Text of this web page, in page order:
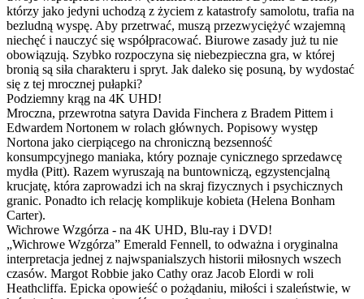
którzy jako jedyni uchodzą z życiem z katastrofy samolotu, trafia na
bezludną wyspę. Aby przetrwać, muszą przezwyciężyć wzajemną
niechęć i nauczyć się współpracować. Biurowe zasady już tu nie
obowiązują. Szybko rozpoczyna się niebezpieczna gra, w której
bronią są siła charakteru i spryt. Jak daleko się posuną, by wydostać
się z tej mrocznej pułapki?
Podziemny krąg na 4K UHD!
Mroczna, przewrotna satyra Davida Finchera z Bradem Pittem i
Edwardem Nortonem w rolach głównych. Popisowy występ
Nortona jako cierpiącego na chroniczną bezsenność
konsumpcyjnego maniaka, który poznaje cynicznego sprzedawcę
mydła (Pitt). Razem wyruszają na buntowniczą, egzystencjalną
krucjatę, która zaprowadzi ich na skraj fizycznych i psychicznych
granic. Ponadto ich relację komplikuje kobieta (Helena Bonham
Carter).
Wichrowe Wzgórza - na 4K UHD, Blu-ray i DVD!
„Wichrowe Wzgórza” Emerald Fennell, to odważna i oryginalna
interpretacja jednej z najwspanialszych historii miłosnych wszech
czasów. Margot Robbie jako Cathy oraz Jacob Elordi w roli
Heathcliffa. Epicka opowieść o pożądaniu, miłości i szaleństwie, w